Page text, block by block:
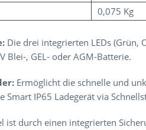
0,075 Kg
Die drei integrierten LEDs (Grün,
Blei-, GEL- oder AGM-Batterie.
Ermöglicht die schnelle und
Smart IP65 Ladegerät via
ist durch einen integrierten